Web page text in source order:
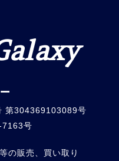
第304369103089号
7163号
の販売、買い取り